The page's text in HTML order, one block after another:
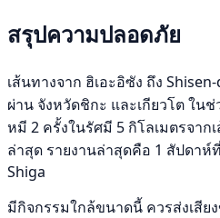
สรุปความปลอดภัย
เส้นทางจาก ฮิเอะอิซัง ถึง
ผ่าน จังหวัดชิกะ และเกียวโต ใน
หมี 2 ครั้งในรัศมี 5 กิโลเมตรจาก
ล่าสุด รายงานล่าสุดคือ 1 สัปดาห์
Shiga
มีกิจกรรมใกล้ขนาดนี้ ควรส่งเสี